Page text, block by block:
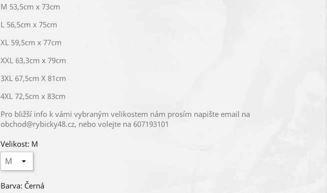
M 53,5cm x 73cm
L 56,5cm x 75cm
XL 59,5cm x 77cm
XXL 63,3cm x 79cm
3XL 67,5cm X 81cm
4XL 72,5cm x 83cm
Pro bližší info k vámi vybraným velikostem nám prosím napište email na
obchod@rybicky48.cz, nebo volejte na 607193101
Velikost: M
Barva: Černá